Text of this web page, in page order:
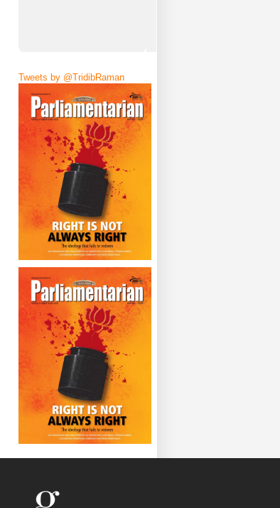
Tweets by @TridibRaman